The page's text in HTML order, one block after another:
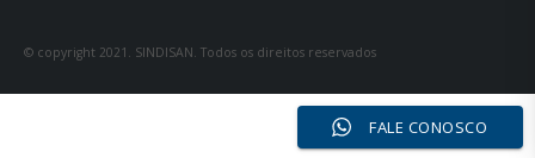
© copyright 2021. SINDISAN. Todos os direitos reservados
FALE CONOSCO